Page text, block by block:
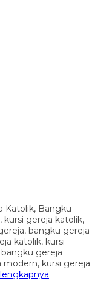
Katolik, Bangku
kursi gereja katolik,
bangku gereja
katolik, kursi
gereja
modern, kursi gereja